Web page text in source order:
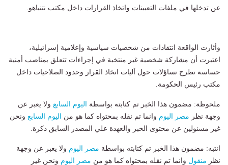
عن تدخلها في ملفات التعيينات واتخاذ القرارات داخل مكتب نتنياهو.
وأثارت الواقعة انتقادات من شخصيات سياسية وإعلامية إسرائيلية،
اعتبرت أن مشاركة شخصية غير منتخبة في إجراءات تتعلق بمناصب أمنية
حساسة تطرح تساؤلات حول آليات اتخاذ القرار وحدود الصلاحيات داخل
مكتب رئيس الحكومة.
ملحوظة: مضمون هذا الخبر تم كتابته بواسطة اليوم السابع ولا يعبر عن
وجهة نظر مصر اليوم وانما تم نقله بمحتواه كما هو من اليوم السابع ونحن
غير مسئولين عن محتوى الخبر والعهدة علي المصدر السابق ذكرة.
انتبه: مضمون هذا الخبر تم كتابته بواسطة مصر اليوم ولا يعبر عن وجهة
نظر منقول وانما تم نقله بمحتواه كما هو من مصر اليوم ونحن غير